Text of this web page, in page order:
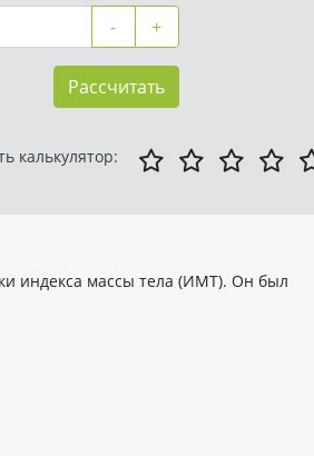
- +
Рассчитать
калькулятор:
индекса массы тела (ИМТ). Он был